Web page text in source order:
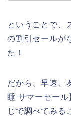
ということで、
の割引セールが
た！
だから、早速、
睡 サマーセー
じで調べてみる